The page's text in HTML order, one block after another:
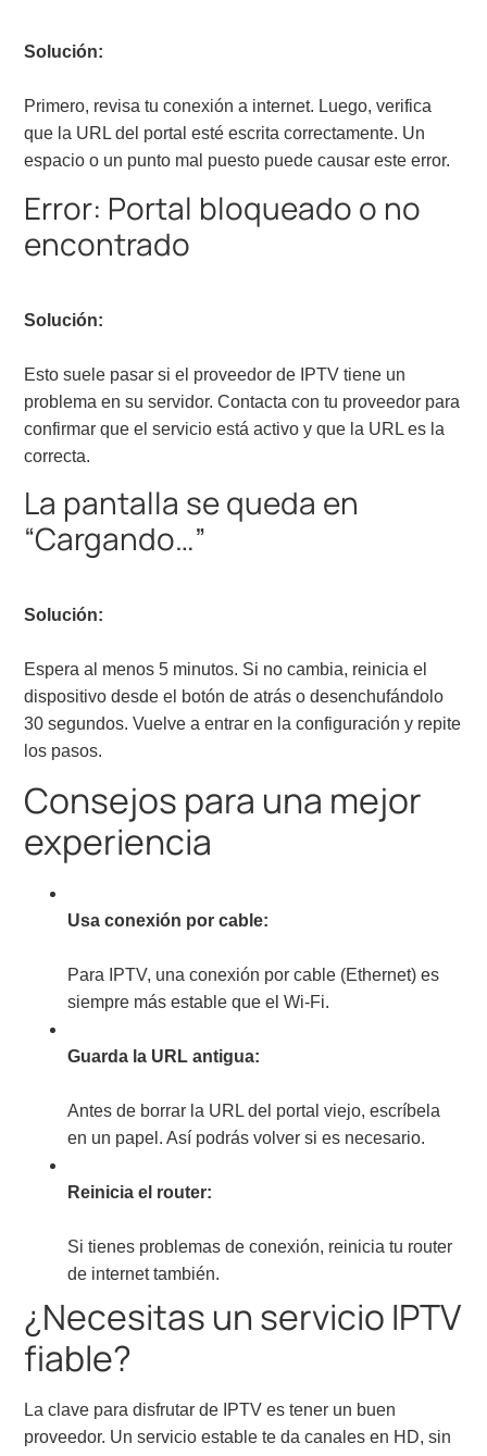
Solución:
Primero, revisa tu conexión a internet. Luego, verifica
que la URL del portal esté escrita correctamente. Un
espacio o un punto mal puesto puede causar este error.
Error: Portal bloqueado o no
encontrado
Solución:
Esto suele pasar si el proveedor de IPTV tiene un
problema en su servidor. Contacta con tu proveedor para
confirmar que el servicio está activo y que la URL es la
correcta.
La pantalla se queda en
“Cargando…”
Solución:
Espera al menos 5 minutos. Si no cambia, reinicia el
dispositivo desde el botón de atrás o desenchufándolo
30 segundos. Vuelve a entrar en la configuración y repite
los pasos.
Consejos para una mejor
experiencia
Usa conexión por cable:
Para IPTV, una conexión por cable (Ethernet) es
siempre más estable que el Wi-Fi.
Guarda la URL antigua:
Antes de borrar la URL del portal viejo, escríbela
en un papel. Así podrás volver si es necesario.
Reinicia el router:
Si tienes problemas de conexión, reinicia tu router
de internet también.
¿Necesitas un servicio IPTV
fiable?
La clave para disfrutar de IPTV es tener un buen
proveedor. Un servicio estable te da canales en HD, sin